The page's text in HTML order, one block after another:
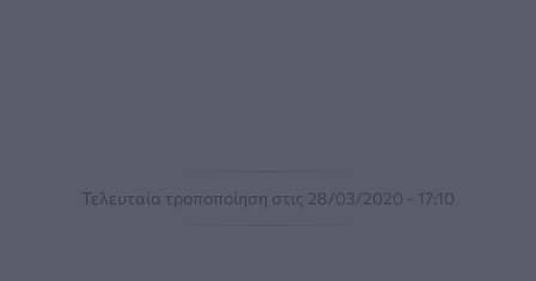
Τελευταία τροποποίηση στις 28/03/2020 - 17:10